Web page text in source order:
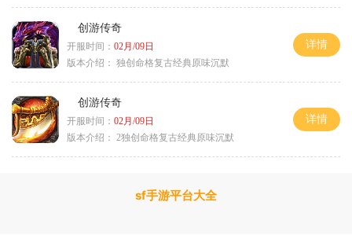
创游传奇
开服时间： 02月/09日
版本介绍： 独创命格复古经典原味沉默
详情
创游传奇
开服时间： 02月/09日
版本介绍： 2独创命格复古经典原味沉默
详情
sf手游平台大全